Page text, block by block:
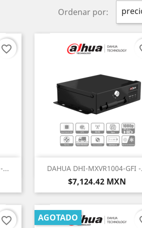
Ordenar por:
...
favorite_border
DAHUA DHI-MXVR1004-GFI
Precio
$7,124.42 MXN
Vista rápida
favorite_border AGOTADO